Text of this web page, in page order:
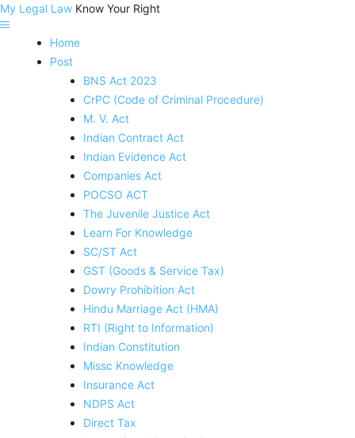
My Legal Law Know Your Right
Home
Post
BNS Act 2023
CrPC (Code of Criminal Procedure)
M. V. Act
Indian Contract Act
Indian Evidence Act
Companies Act
POCSO ACT
The Juvenile Justice Act
Learn For Knowledge
SC/ST Act
GST (Goods & Service Tax)
Dowry Prohibition Act
Hindu Marriage Act (HMA)
RTI (Right to Information)
Indian Constitution
Missc Knowledge
Insurance Act
NDPS Act
Direct Tax